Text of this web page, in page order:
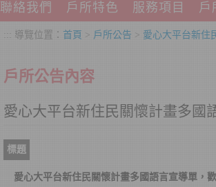
聯絡我們 戶所特色 服務項目 戶
::: 導覽位置： 首頁 > 戶所公告 > 愛心大平台新住
戶所公告內容
愛心大平台新住民關懷計畫多國
標題
愛心大平台新住民關懷計畫多國語言宣導單，